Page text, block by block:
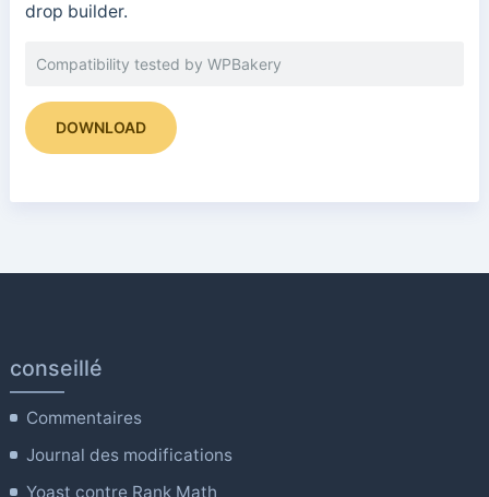
drop builder.
Compatibility tested by WPBakery
DOWNLOAD
conseillé
Commentaires
Journal des modifications
Yoast contre Rank Math